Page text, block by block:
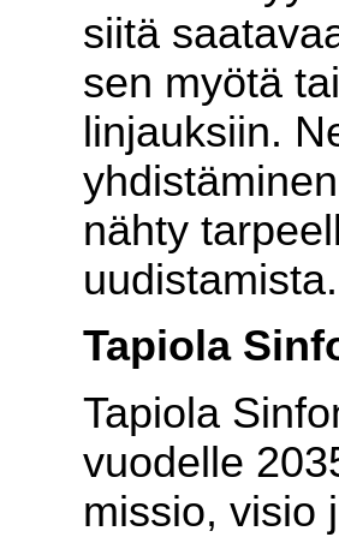
siitä
sen myötä
linjauksiin.
nähty
uudistamista.
Tapiola
Tapiola
vuodelle
missio, visio